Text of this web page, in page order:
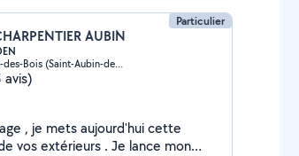
Particulier
AUBIN
Saint-Aubin-des-Bois (Saint-Aubin-des-Bois)
avis)
, je mets aujourd'hui cette
vos extérieurs . Je lance mon